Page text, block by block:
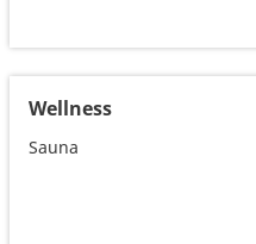
Wellness
Sauna